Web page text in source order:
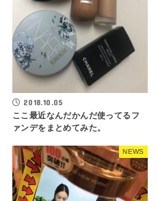
2018.10.05
ここ最近なんだかんだ使ってるフ
ァンデをまとめてみた。
NEWS